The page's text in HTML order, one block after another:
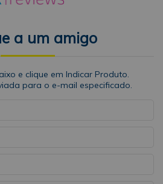
a um amigo
e clique em Indicar Produto.
para o e-mail especificado.